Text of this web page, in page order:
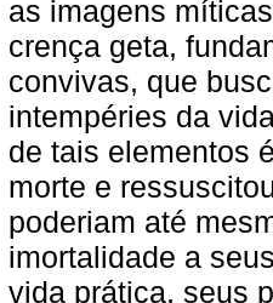
as imagens
crença geta,
convivas, que
intempéries da
de tais elementos
morte e
poderiam até
imortalidade a
vida prática, seus